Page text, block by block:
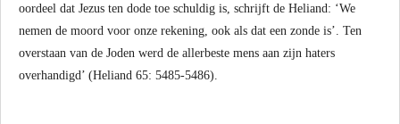
oordeel dat Jezus ten dode toe schuldig is, schrijft de Heliand: ‘We
nemen de moord voor onze rekening, ook als dat een zonde is’. Ten
overstaan van de Joden werd de allerbeste mens aan zijn haters
overhandigd’ (Heliand 65: 5485-5486).